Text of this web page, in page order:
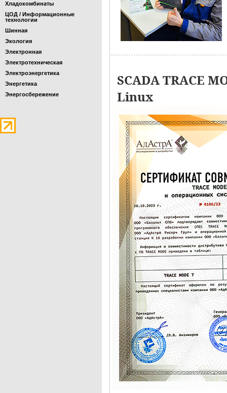
Хладокомбинаты
ЦОД / Информационные
технологии
Шинная
Экология
Электронная
Электротехническая
Электроэнергетика
Энергетика
Энергосбережение
SCADA TRACE
Linux